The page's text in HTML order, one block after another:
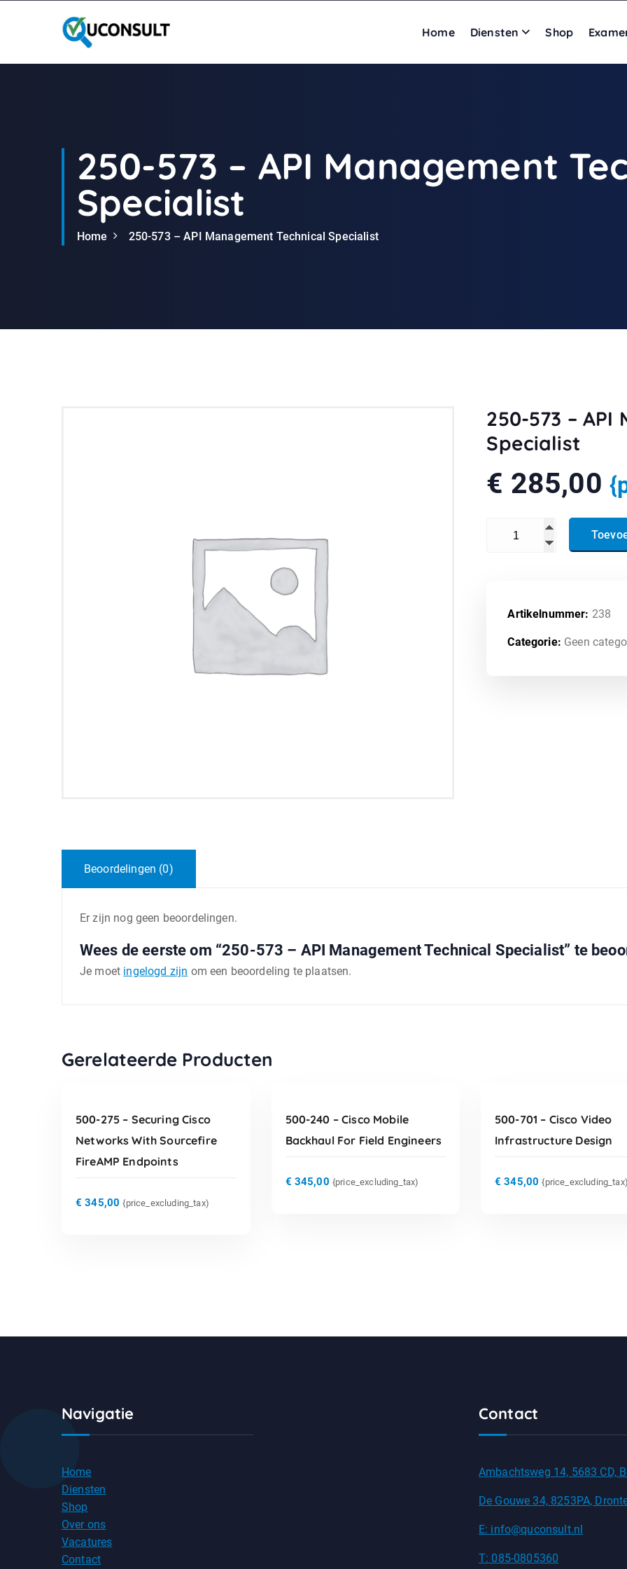
a
Home Diensten Shop
250-573 – API Management
Specialist
Home 250-573 – API Management Technical Specialist
250-573 –
Specialist
€ 285,00
250-573 - API
Artikelnummer: 238
Categorie: Geen
Beoordelingen (0)
Er zijn nog geen beoordelingen.
Wees de eerste om “250-573 – API Management Technical Specialist” te
Je moet ingelogd zijn om een beoordeling te plaatsen.
Gerelateerde Producten
TOEVOEGEN AAN
500-275 – Securing Cisco
Networks With Sourcefire
FireAMP Endpoints
€ 345,00 {price_excluding_tax)
500-240 – Cisco Mobile
Backhaul For Field Engineers
€ 345,00 {price_excluding_tax)
500-701 – Cisco Video
Infrastructure Design
€ 345,00
Navigatie
Home
Diensten
Shop
Over ons
Vacatures
Contact
Contact
Ambachtsweg 14, 5683 CD,
De Gouwe 34, 8253PA,
E: info@quconsult.nl
T: 085-0805360